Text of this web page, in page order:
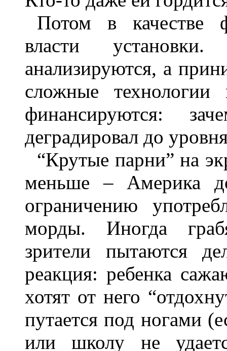
Потом в качестве
власти
анализируются, а
сложные технологии
финансируются:
деградировал до
“Крутые парни” на
меньше – Америка
ограничению
морды. Иногда
зрители пытаются
реакция: ребенка
хотят от него
путается под ногами
или школу не